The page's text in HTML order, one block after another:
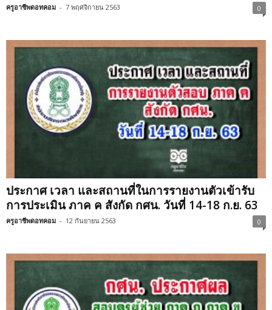
ครูอาชีพดอทคอม - 7 พฤศจิกายน 2563 0
ประกาศ เวลา และสถานที่ในการรายงานตัวเข้ารับ
การประเมิน ภาค ค สังกัด กศน. วันที่ 14-18 ก.ย. 63
ครูอาชีพดอทคอม - 12 กันยายน 2563 0